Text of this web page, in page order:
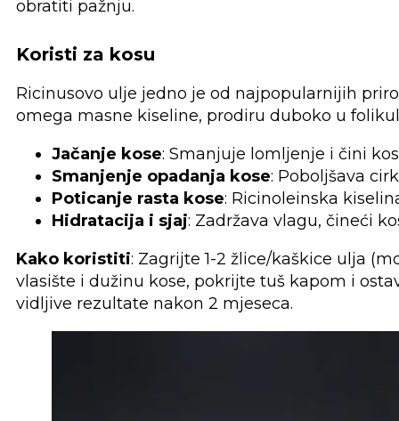
obratiti pažnju.
Koristi za kosu
Ricinusovo ulje jedno je od najpopularnijih
omega masne kiseline, prodiru duboko u
Jačanje kose: Smanjuje lomljenje i čini
Smanjenje opadanja kose: Poboljšava
Poticanje rasta kose: Ricinoleinska
Hidratacija i sjaj: Zadržava vlagu, čineći
Kako koristiti: Zagrijte 1-2 žlice/kaškice ulja
vlasište i dužinu kose, pokrijte tuš kapom i
vidljive rezultate nakon 2 mjeseca.